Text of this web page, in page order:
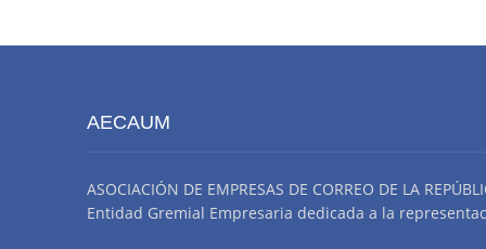
AECAUM
ASOCIACIÓN DE EMPRESAS DE CORREO DE LA
Entidad Gremial Empresaria dedicada a la